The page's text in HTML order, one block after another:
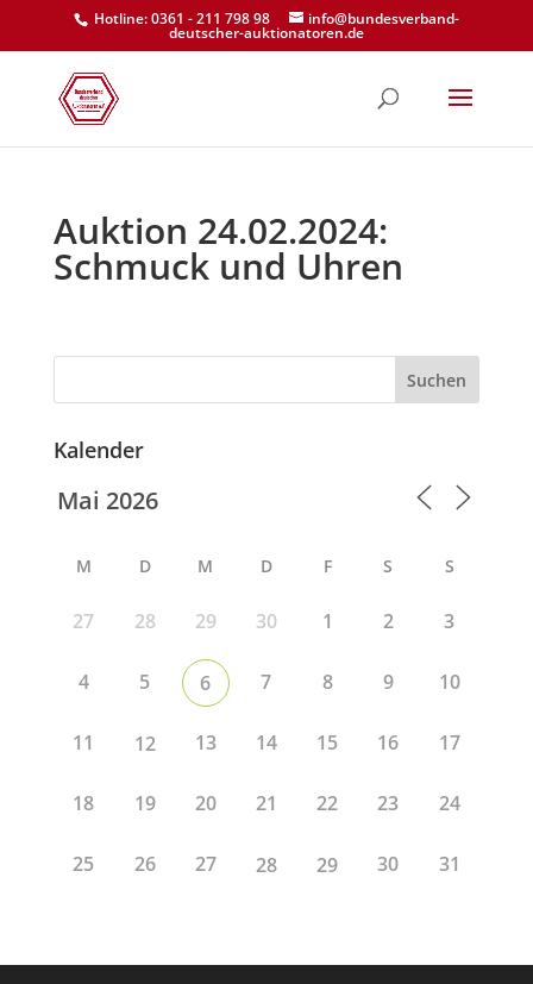
Hotline: 0361 - 211 798 98 info@bundesverband-
deutscher-auktionatoren.de
Auktion 24.02.2024:
Schmuck und Uhren
Suchen
Kalender
M D M D F S S
27 28 29 30 1 2 3
4 5 6 7 8 9 10
11 12 13 14 15 16 17
18 19 20 21 22 23 24
25 26 27 28 29 30 31